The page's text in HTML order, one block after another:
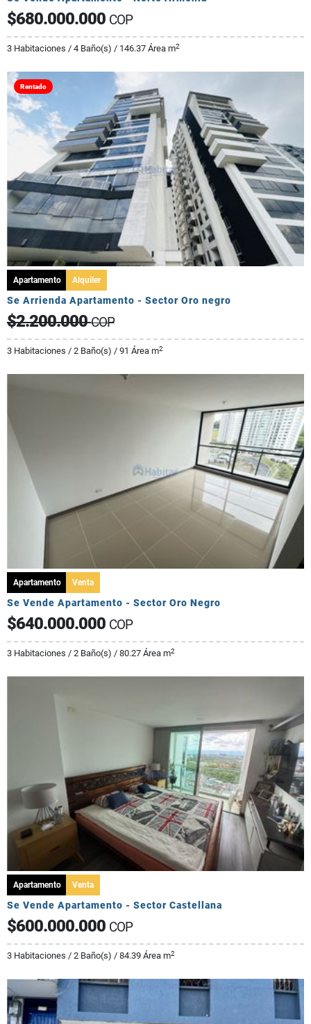
$680.000.000 COP
3 Habitaciones / 4 Baño(s) / 146.37 Área m2
Rentado
Apartamento Alquiler
Se Arrienda Apartamento - Sector Oro negro
$2.200.000COP
3 Habitaciones / 2 Baño(s) / 91 Área m2
Apartamento Venta
Se Vende Apartamento - Sector Oro Negro
$640.000.000 COP
3 Habitaciones / 2 Baño(s) / 80.27 Área m2
Apartamento Venta
Se Vende Apartamento - Sector Castellana
$600.000.000 COP
3 Habitaciones / 2 Baño(s) / 84.39 Área m2